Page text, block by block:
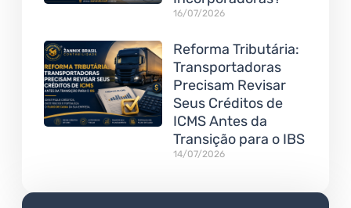
16/07/2026
Reforma Tributária:
Transportadoras
Precisam Revisar
Seus Créditos de
ICMS Antes da
Transição para o IBS
14/07/2026